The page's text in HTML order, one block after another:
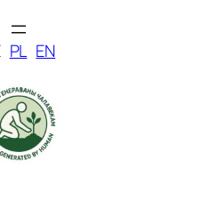
PL EN